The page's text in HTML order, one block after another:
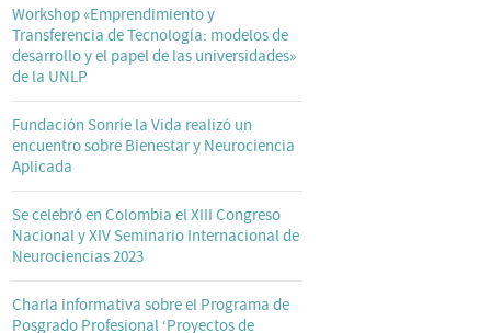
Workshop «Emprendimiento y
Transferencia de Tecnología: modelos de
desarrollo y el papel de las universidades»
de la UNLP
Fundación Sonríe la Vida realizó un
encuentro sobre Bienestar y Neurociencia
Aplicada
Se celebró en Colombia el XIII Congreso
Nacional y XIV Seminario Internacional de
Neurociencias 2023
Charla informativa sobre el Programa de
Posgrado Profesional ‘Proyectos de